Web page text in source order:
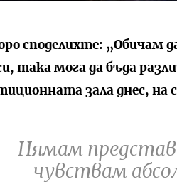
споделихте: „Обичам
така мога да бъда
зала днес, на
Нямам
чувствам